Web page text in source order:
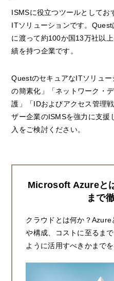
ISMSに役立つツールとしてお
ITソリューションです。
に渡って約100か国13万社以
績を持つ企業です。
QuestのセキュアなITソリュ
の簡素化」「ネットワーク・
護」「IDおよびアクセス管理
ザー企業のISMSを強力に支援
入をご検討ください。
Microsoft Azureと
まで
クラウドとは何か？Azure
や構成、コストに至るま
ように活用すべきかまで